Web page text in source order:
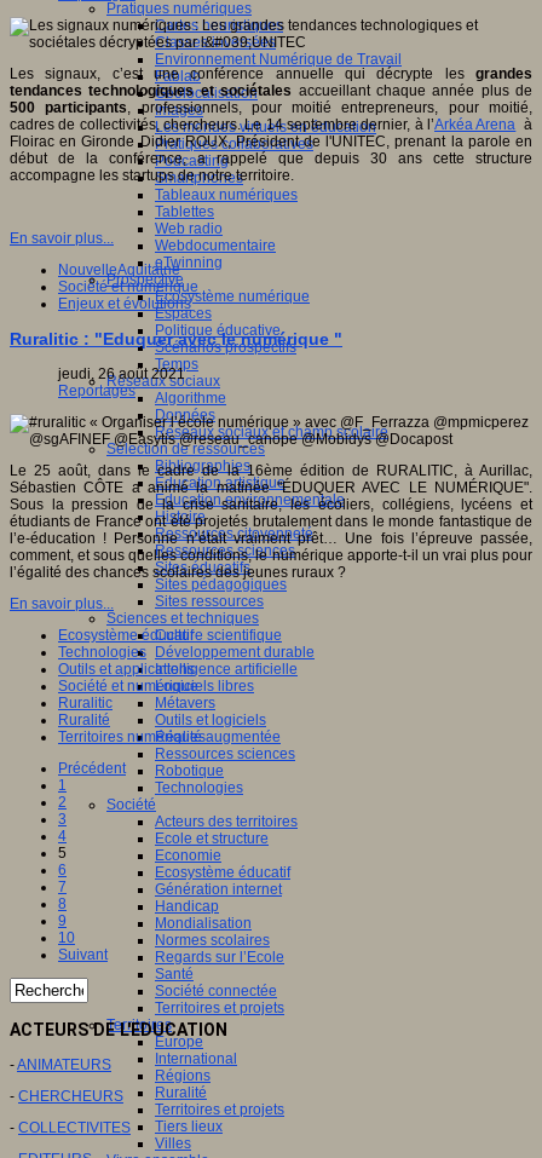
Pratiques numériques
Cartes heuristiques
Classes inversées
Environnement Numérique de Travail
Fablab
Géolocalisation
Images
Les mondes virtuels en éducation
Pratiques collaboratives
Podcasting
Smartphones
Tableaux numériques
Tablettes
Web radio
Webdocumentaire
eTwinning
Prospective
Ecosystème numérique
Espaces
Politique éducative
Scénarios prospectifs
Temps
Réseaux sociaux
Algorithme
Données
Réseaux sociaux et champ scolaire
Sélection de ressources
Bibliographies
Education artistique
Education environnementale
Histoire
Ressources citoyenneté
Ressources sciences
Sites éducatifs
Sites pédagogiques
Sites ressources
Sciences et techniques
Culture scientifique
Développement durable
Intelligence artificielle
Logiciels libres
Métavers
Outils et logiciels
Réalité augmentée
Ressources sciences
Robotique
Technologies
Société
Acteurs des territoires
Ecole et structure
Economie
Ecosystème éducatif
Génération internet
Handicap
Mondialisation
Normes scolaires
Regards sur l’Ecole
Santé
Société connectée
Territoires et projets
Territoires
Europe
International
Régions
Ruralité
Territoires et projets
Tiers lieux
Villes
Les signaux, c’est une conférence annuelle qui décrypte les grandes
tendances technologiques et sociétales accueillant chaque année plus de
500 participants, professionnels, pour moitié entrepreneurs, pour moitié,
cadres de collectivités, chercheurs. Le 14 septembre dernier, à l’Arkéa Arena à
Floirac en Gironde Didier ROUX, Président de l'UNITEC, prenant la parole en
début de la conférence, a rappelé que depuis 30 ans cette structure
accompagne les startups de notre territoire.
En savoir plus...
NouvelleAquitaine
Société et numérique
Enjeux et évolutions
Ruralitic : "Eduquer avec le numérique "
jeudi, 26 août 2021
Reportages
Le 25 août, dans le cadre de la 16ème édition de RURALITIC, à Aurillac,
Sébastien CÔTE a animé la matinée "ÉDUQUER AVEC LE NUMÉRIQUE".
Sous la pression de la crise sanitaire, les écoliers, collégiens, lycéens et
étudiants de France ont été projetés brutalement dans le monde fantastique de
l’e-éducation ! Personne n’était vraiment prêt… Une fois l’épreuve passée,
comment, et sous quelles conditions, le numérique apporte-t-il un vrai plus pour
l’égalité des chances scolaires des jeunes ruraux ?
En savoir plus...
Ecosystème éducatif
Technologies
Outils et applications
Société et numérique
Ruralitic
Ruralité
Territoires numériques
Précédent
1
2
3
4
5
6
7
8
9
10
Suivant
ACTEURS DE L'EDUCATION
-ANIMATEURS
- CHERCHEURS
- COLLECTIVITES